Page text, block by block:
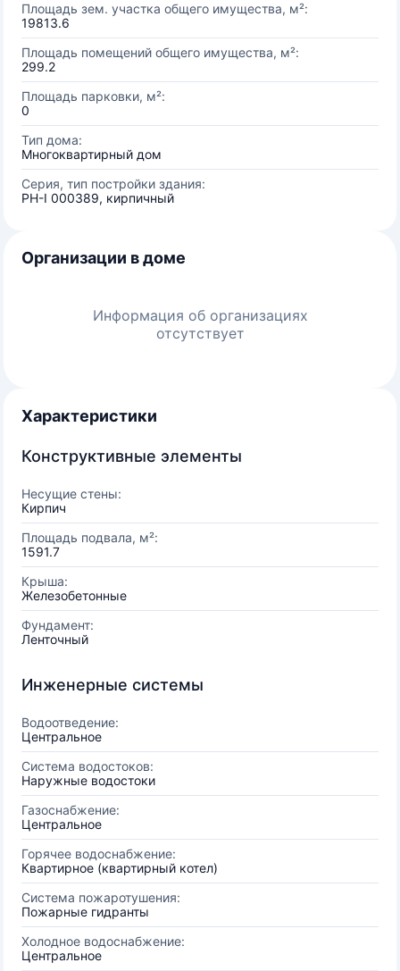
Площадь зем. участка общего имущества, м²:
19813.6
Площадь помещений общего имущества, м²:
299.2
Площадь парковки, м²:
0
Тип дома:
Многоквартирный дом
Серия, тип постройки здания:
РН-I 000389, кирпичный
Организации в доме
Информация об организациях
отсутствует
Характеристики
Конструктивные элементы
Несущие стены:
Кирпич
Площадь подвала, м²:
1591.7
Крыша:
Железобетонные
Фундамент:
Ленточный
Инженерные системы
Водоотведение:
Центральное
Система водостоков:
Наружные водостоки
Газоснабжение:
Центральное
Горячее водоснабжение:
Квартирное (квартирный котел)
Система пожаротушения:
Пожарные гидранты
Холодное водоснабжение:
Центральное